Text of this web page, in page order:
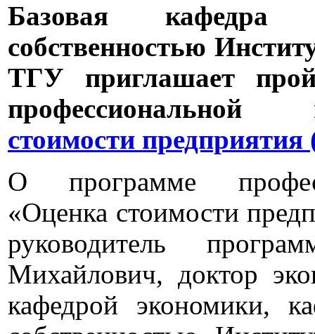
Базовая
собственностью
ТГУ приглашает
стоимости предприятия
О программе
«Оценка стоимости
руководитель
Михайлович, доктор
кафедрой экономики,